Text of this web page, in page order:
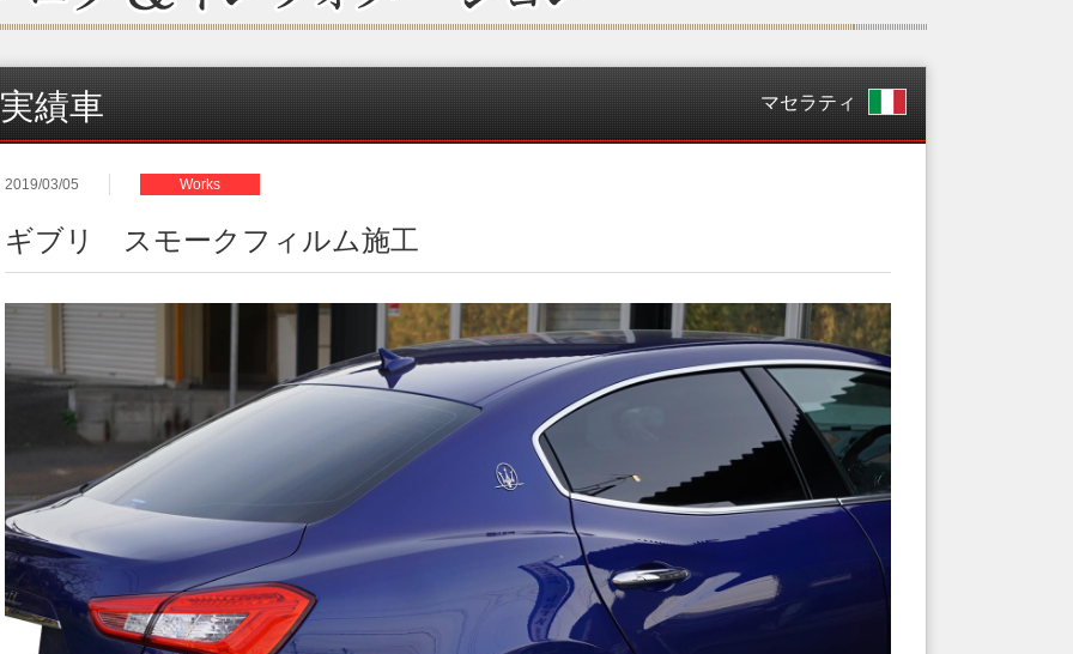
実績車 マセラティ
2019/03/05 Works
ギブリ スモークフィルム施工